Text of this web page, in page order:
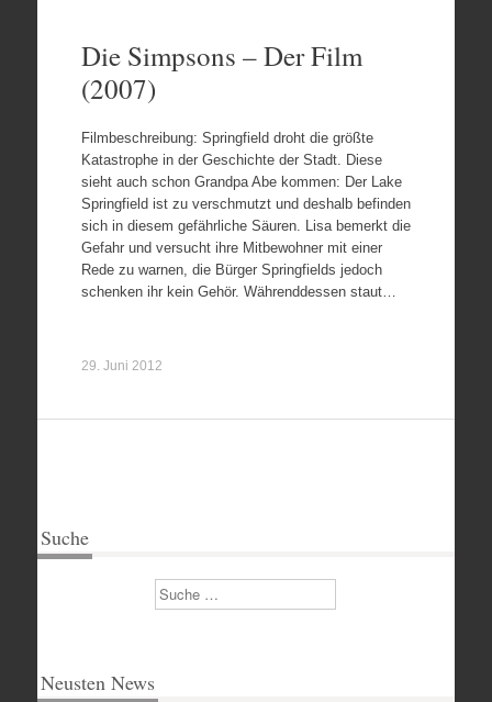
Die Simpsons – Der Film
(2007)
Filmbeschreibung: Springfield droht die größte
Katastrophe in der Geschichte der Stadt. Diese
sieht auch schon Grandpa Abe kommen: Der Lake
Springfield ist zu verschmutzt und deshalb befinden
sich in diesem gefährliche Säuren. Lisa bemerkt die
Gefahr und versucht ihre Mitbewohner mit einer
Rede zu warnen, die Bürger Springfields jedoch
schenken ihr kein Gehör. Währenddessen staut…
29. Juni 2012
Suche
Suchen
Neusten News